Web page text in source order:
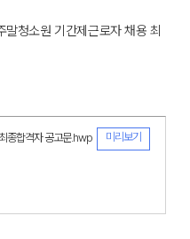
청소원 기간제근로자 채용 최
종합격자 공고문.hwp 미리보기